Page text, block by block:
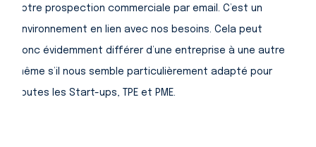
notre prospection commerciale par email. C’est un
environnement en lien avec nos besoins. Cela peut
donc évidemment différer d’une entreprise à une autre
même s’il nous semble particulièrement adapté pour
toutes les Start-ups, TPE et PME.